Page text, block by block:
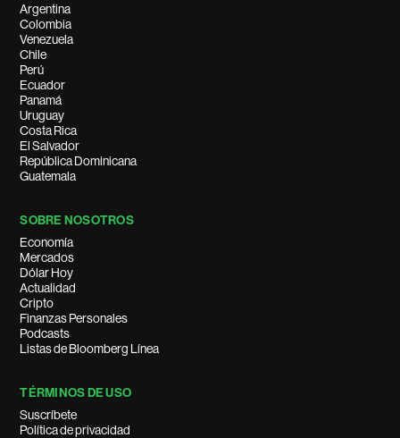
Argentina
Colombia
Venezuela
Chile
Perú
Ecuador
Panamá
Uruguay
Costa Rica
El Salvador
República Dominicana
Guatemala
SOBRE NOSOTROS
Economía
Mercados
Dólar Hoy
Actualidad
Cripto
Finanzas Personales
Podcasts
Listas de Bloomberg Línea
TÉRMINOS DE USO
Suscríbete
Política de privacidad